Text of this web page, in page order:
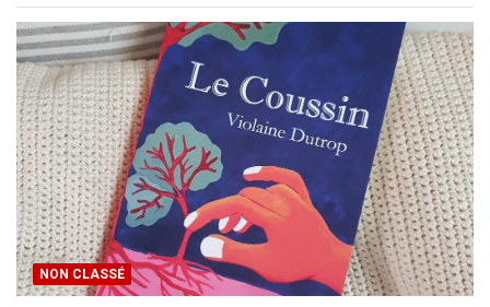
NON CLASSÉ